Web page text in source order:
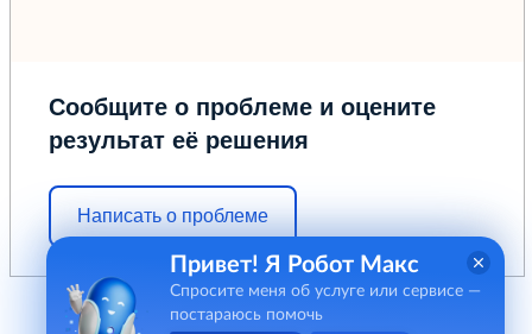
Сообщите о проблеме и оцените
результат её решения
Написать о проблеме
Привет! Я Робот Макс
Спросите меня об услуге или сервисе —
постараюсь помочь